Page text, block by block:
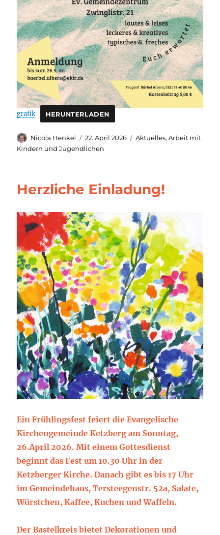
grafik HERUNTERLADEN
Autor
Nicola Henkel
Veröffentlicht
am
22. April 2026 Kategorien
Aktuelles,Arbeit mit
Kindern und Jugendlichen
Herzliche Einladung!
Ein Frühlingsfest feiert die Evangelische
Kirchengemeinde Ketzberg am Sonntag,
26.April 2026. Mit einem Gottesdienst
beginnt das Fest um 10.30 Uhr in der
Ketzberger Kirche. Danach gibt es bis 17 Uhr
im Gemeindehaus, Tersteegenstr. 52a, Salate,
Würstchen, Kaffee, Kuchen und Waffeln.
Der Bastelkreis bietet Dekorationen und